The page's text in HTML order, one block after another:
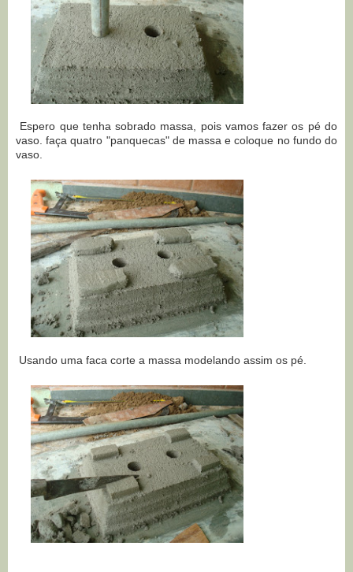
Espero que tenha sobrado massa, pois vamos fazer os pé do
vaso. faça quatro "panquecas" de massa e coloque no fundo do
vaso.
Usando uma faca corte a massa modelando assim os pé.